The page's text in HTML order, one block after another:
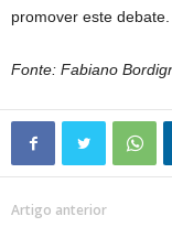
promover este
Fonte: Fabiano
Artigo anterior